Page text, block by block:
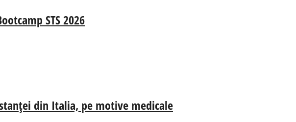
STS 2026
din Italia, pe motive medicale